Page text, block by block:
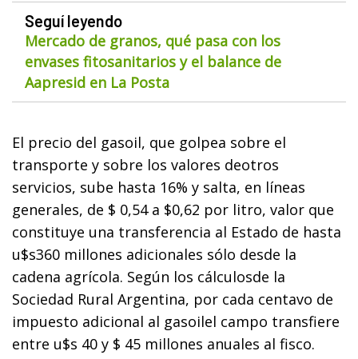
Seguí leyendo
Mercado de granos, qué pasa con los
envases fitosanitarios y el balance de
Aapresid en La Posta
El precio del gasoil, que golpea sobre el
transporte y sobre los valores deotros
servicios, sube hasta 16% y salta, en líneas
generales, de $ 0,54 a $0,62 por litro, valor que
constituye una transferencia al Estado de hasta
u$s360 millones adicionales sólo desde la
cadena agrícola. Según los cálculosde la
Sociedad Rural Argentina, por cada centavo de
impuesto adicional al gasoilel campo transfiere
entre u$s 40 y $ 45 millones anuales al fisco.